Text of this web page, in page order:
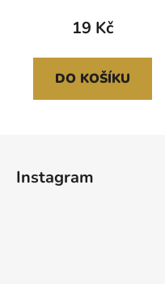
19 Kč
DO KOŠÍKU
Instagram